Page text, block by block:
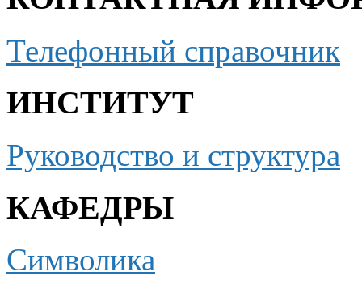
Телефонный справочник
ИНСТИТУТ
Руководство и структура
КАФЕДРЫ
Символика